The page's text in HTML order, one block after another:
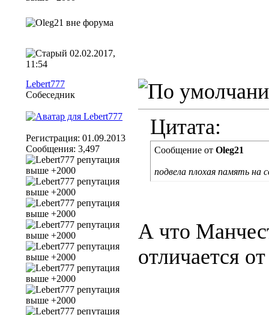
02.02.2017,
11:54
Lebert777
Собеседник
Регистрация: 01.09.2013
Сообщения: 3,497
Цитата:
Сообщение от Oleg21
подвела плохая память на
А что
отличается